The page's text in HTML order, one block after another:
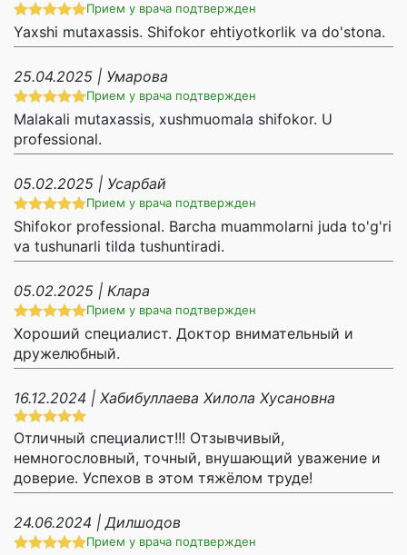
Прием у врача подтвержден
Yaxshi mutaxassis. Shifokor ehtiyotkorlik va do'stona.
25.04.2025 | Умарова
Прием у врача подтвержден
Malakali mutaxassis, xushmuomala shifokor. U
professional.
05.02.2025 | Усарбай
Прием у врача подтвержден
Shifokor professional. Barcha muammolarni juda to'g'ri
va tushunarli tilda tushuntiradi.
05.02.2025 | Клара
Прием у врача подтвержден
Хороший специалист. Доктор внимательный и
дружелюбный.
16.12.2024 | Хабибуллаева Хилола Хусановна
Отличный специалист!!! Отзывчивый,
немногословный, точный, внушающий уважение и
доверие. Успехов в этом тяжёлом труде!
24.06.2024 | Дилшодов
Прием у врача подтвержден